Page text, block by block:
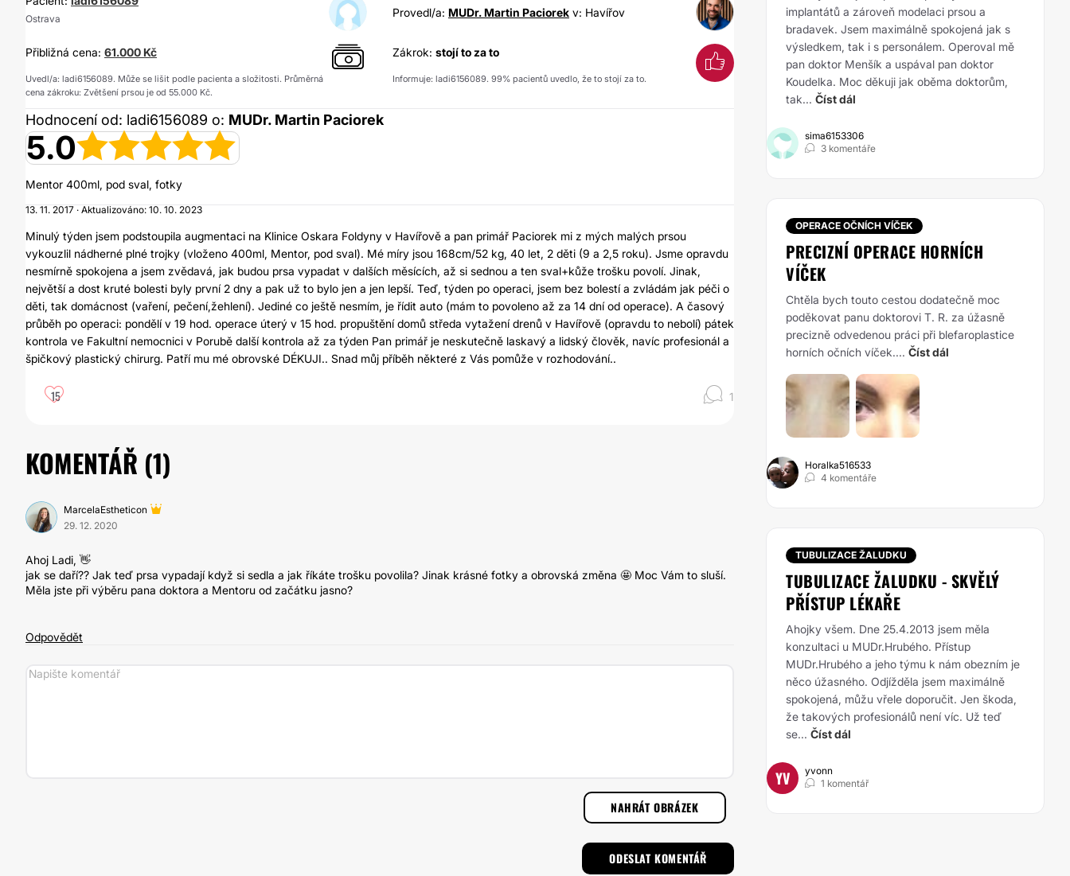
Ostrava Provedl/a: MUDr. Martin Paciorek v: Havířov
Přibližná cena: 61.000 Kč
Uvedl/a: ladi6156089. Může se lišit podle pacienta a složitosti. Průměrná
cena zákroku: Zvětšení prsou je od 55.000 Kč.
Zákrok: stojí to za to
Informuje: ladi6156089. 99% pacientů uvedlo, že to stojí za to.
Hodnocení od: ladi6156089 o: MUDr. Martin Paciorek
5.0
Mentor 400ml, pod sval, fotky
13. 11. 2017 · Aktualizováno: 10. 10. 2023
Minulý týden jsem podstoupila augmentaci na Klinice Oskara Foldyny v Havířově a pan primář Paciorek mi z mých malých prsou
vykouzlil nádherné plné trojky (vloženo 400ml, Mentor, pod sval). Mé míry jsou 168cm/52 kg, 40 let, 2 děti (9 a 2,5 roku). Jsme opravdu
nesmírně spokojena a jsem zvědavá, jak budou prsa vypadat v dalších měsících, až si sednou a ten sval+kůže trošku povolí. Jinak,
největší a dost kruté bolesti byly první 2 dny a pak už to bylo jen a jen lepší. Teď, týden po operaci, jsem bez bolestí a zvládám jak péči o
děti, tak domácnost (vaření, pečení,žehlení). Jediné co ještě nesmím, je řídit auto (mám to povoleno až za 14 dní od operace). A časový
průběh po operaci: pondělí v 19 hod. operace úterý v 15 hod. propuštění domů středa vytažení drenů v Havířově (opravdu to nebolí) pátek
kontrola ve Fakultní nemocnici v Porubě další kontrola až za týden Pan primář je neskutečně laskavý a lidský člověk, navíc profesionál a
špičkový plastický chirurg. Patří mu mé obrovské DÉKUJI.. Snad můj příběh některé z Vás pomůže v rozhodování..
15 1
KOMENTÁŘ (1)
MarcelaEstheticon
29. 12. 2020
Ahoj Ladi, 👋
jak se daří?? Jak teď prsa vypadají když si sedla a jak říkáte trošku povolila? Jinak krásné fotky a obrovská změna 🤩 Moc Vám to sluší.
Měla jste při výběru pana doktora a Mentoru od začátku jasno?
Odpovědět
NAHRÁT OBRÁZEK
implantátů a zároveň modelaci prsou a
bradavek. Jsem maximálně spokojená jak s
výsledkem, tak i s personálem. Operoval mě
pan doktor Menšík a uspával pan doktor
Koudelka. Moc děkuji jak oběma doktorům,
tak... Číst dál
sima6153306
3 komentáře
OPERACE OČNÍCH VÍČEK
PRECIZNÍ OPERACE HORNÍCH
VÍČEK
Chtěla bych touto cestou dodatečně moc
poděkovat panu doktorovi T. R. za úžasně
precizně odvedenou práci při blefaroplastice
horních očních víček.... Číst dál
Horalka516533
4 komentáře
TUBULIZACE ŽALUDKU
TUBULIZACE ŽALUDKU - SKVĚLÝ
PŘÍSTUP LÉKAŘE
Ahojky všem. Dne 25.4.2013 jsem měla
konzultaci u MUDr.Hrubého. Přístup
MUDr.Hrubého a jeho týmu k nám obezním je
něco úžasného. Odjížděla jsem maximálně
spokojená, můžu vřele doporučit. Jen škoda,
že takových profesionálů není víc. Už teď
se... Číst dál
YV
yvonn
1 komentář